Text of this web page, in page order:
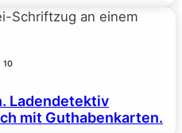
10
Ladendetektiv
mit Guthabenkarten.